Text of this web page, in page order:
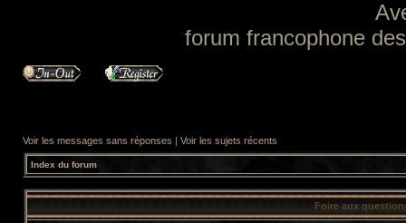
forum francophone
Voir les messages sans réponses | Voir les sujets récents
Index du forum
Foire aux